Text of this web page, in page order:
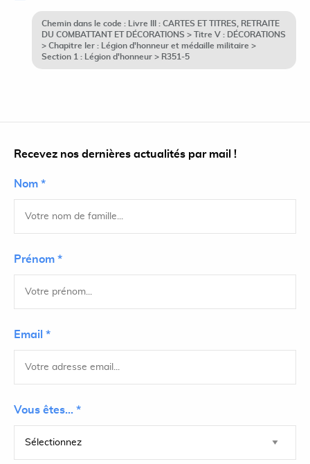
Chemin dans le code : Livre III : CARTES ET TITRES, RETRAITE
DU COMBATTANT ET DÉCORATIONS > Titre V : DÉCORATIONS
> Chapitre Ier : Légion d'honneur et médaille militaire >
Section 1 : Légion d'honneur > R351-5
Recevez nos dernières actualités par mail !
Nom *
Prénom *
Email *
Vous êtes... *